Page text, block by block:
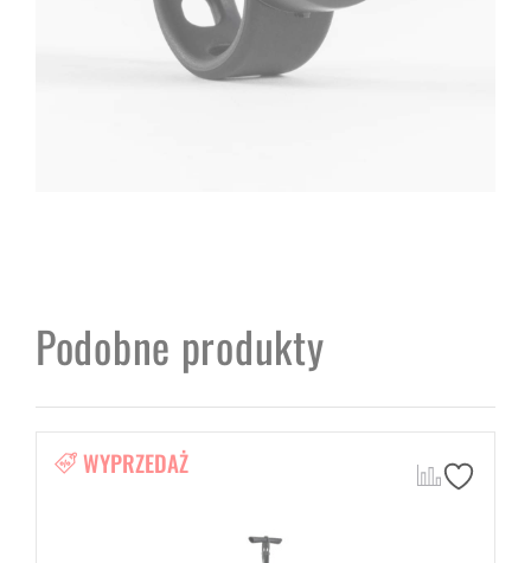
Podobne produkty
WYPRZEDAŻ